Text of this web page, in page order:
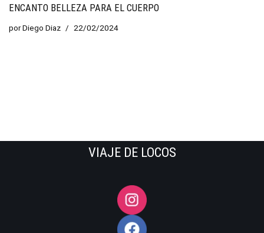
ENCANTO BELLEZA PARA EL CUERPO
porDiego Diaz 22/02/2024
VIAJE DE LOCOS